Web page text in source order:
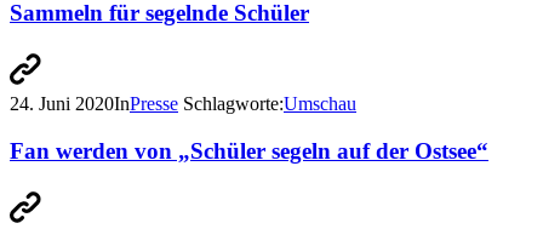
Sammeln für segelnde Schüler
24. Juni 2020InPresse Schlagworte:Umschau
Fan werden von „Schüler segeln auf der Ostsee“